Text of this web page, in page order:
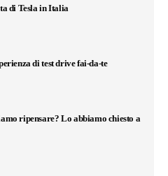
di Tesla in Italia
di test drive fai-da-te
ripensare? Lo abbiamo chiesto a